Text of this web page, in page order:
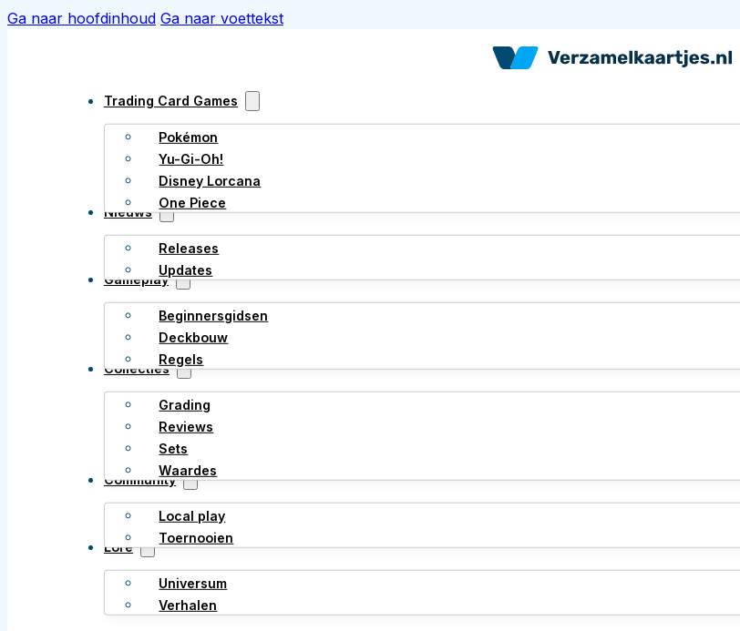
Ga naar hoofdinhoud Ga naar voettekst
Trading Card Games
Pokémon
Yu-Gi-Oh!
Disney Lorcana
One Piece
Nieuws
Releases
Updates
Gameplay
Beginnersgidsen
Deckbouw
Regels
Collecties
Grading
Reviews
Sets
Waardes
Community
Local play
Toernooien
Lore
Universum
Verhalen